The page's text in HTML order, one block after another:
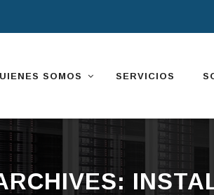
SOMOS SERVICIOS